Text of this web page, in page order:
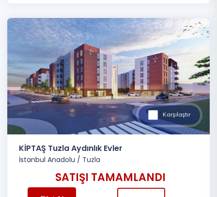
Karşılaştır
KİPTAŞ Tuzla Aydınlık Evler
İstanbul Anadolu / Tuzla
SATIŞI TAMAMLANDI